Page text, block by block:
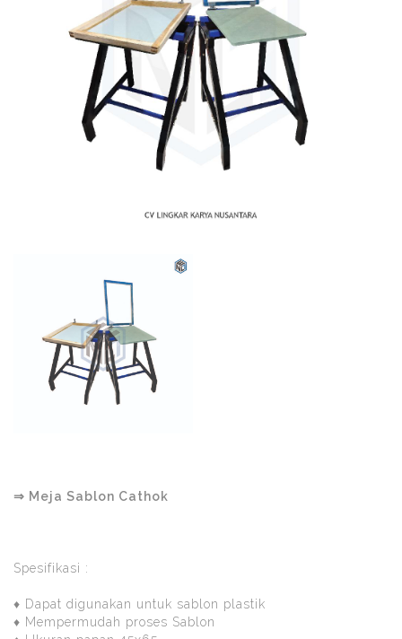
⇒ Meja Sablon Cathok
Spesifikasi :
♦ Dapat digunakan untuk sablon plastik
♦ Mempermudah proses Sablon